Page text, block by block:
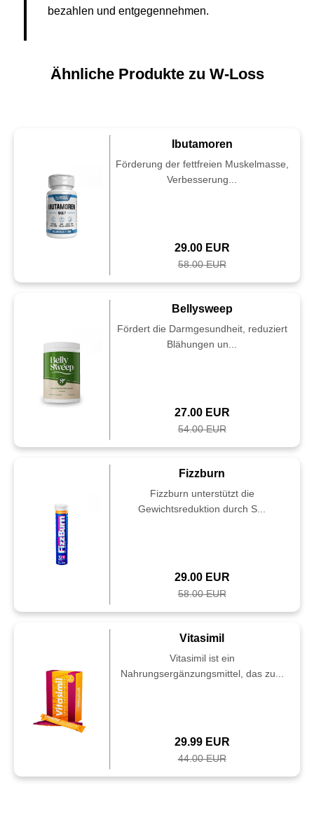
bezahlen und entgegennehmen.
Ähnliche Produkte zu W-Loss
Ibutamoren
Förderung der fettfreien Muskelmasse,
Verbesserung...
29.00 EUR
58.00 EUR
Bellysweep
Fördert die Darmgesundheit, reduziert
Blähungen un...
27.00 EUR
54.00 EUR
Fizzburn
Fizzburn unterstützt die
Gewichtsreduktion durch S...
29.00 EUR
58.00 EUR
Vitasimil
Vitasimil ist ein
Nahrungsergänzungsmittel, das zu...
29.99 EUR
44.00 EUR